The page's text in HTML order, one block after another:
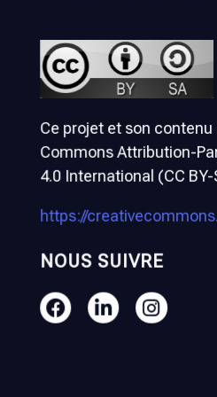
Ce projet et son
Commons Attribution-
4.0 International (CC BY-
https://
NOUS SUIVRE